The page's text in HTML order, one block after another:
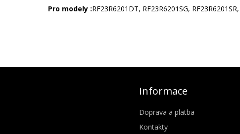
Pro modely :RF23R6201DT, RF23R6201SG,
Informace
Doprava a platba
Kontakty